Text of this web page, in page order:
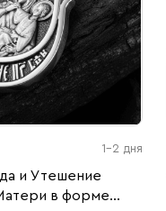
1-2 дня
и Утешение
в форме